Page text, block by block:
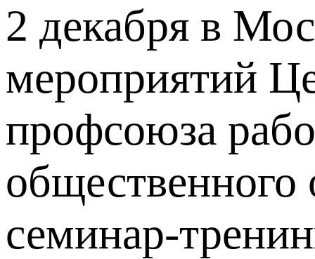
2 декабря в
мероприятий
профсоюза
семинар-